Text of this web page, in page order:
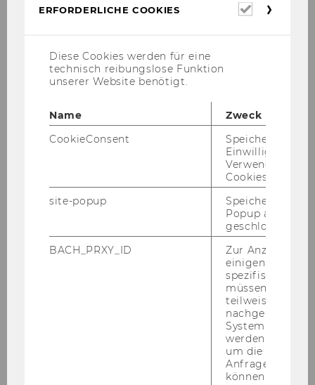
Dr. Michael Brightwell
Externer Lektor
+43-1-31336-5798
Steu­er­li­che Aspek­te der Fi­
Dok­to­rats­stu­di­um Sozial-​ und Wirt­
Steu­er­be­ra­ter bei
ERFORDERLICHE COOKIES
Diese Cookies werden für eine
technisch reibungslose Funktion
unserer Website benötigt.
Name
Zweck
CookieConsent
Speichert Ihre
Einwilligung zur
Verwendung von
Cookies.
site-popup
Speichert ob ein
Popup
geschlossen
BACH_PRXY_ID
Zur Anzeige von
einigen WU-
spezifischen
müssen
teilweise von
nachgelagerten
System
werden.
um die Antwort
Anfrage
können.